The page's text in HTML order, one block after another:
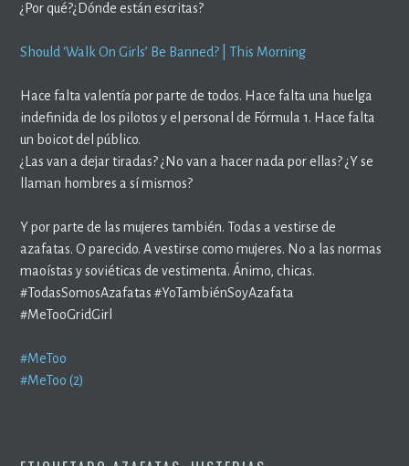
¿Por qué?¿Dónde están escritas?
Should ‘Walk On Girls’ Be Banned? | This Morning
Hace falta valentía por parte de todos. Hace falta una huelga
indefinida de los pilotos y el personal de Fórmula 1. Hace falta
un boicot del público.
¿Las van a dejar tiradas? ¿No van a hacer nada por ellas? ¿Y se
llaman hombres a sí mismos?
Y por parte de las mujeres también. Todas a vestirse de
azafatas. O parecido. A vestirse como mujeres. No a las normas
maoístas y soviéticas de vestimenta. Ánimo, chicas.
#TodasSomosAzafatas #YoTambiénSoyAzafata
#MeTooGridGirl
#MeToo
#MeToo (2)